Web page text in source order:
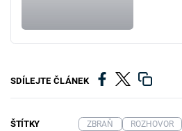
SDÍLEJTE ČLÁNEK
ŠTÍTKY ZBRAŇ ROZHOVOR